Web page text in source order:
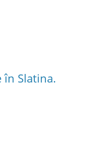
în Slatina.